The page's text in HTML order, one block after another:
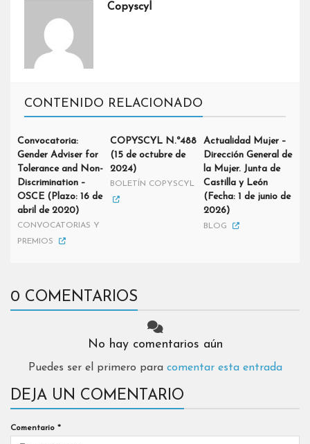
Copyscyl
CONTENIDO RELACIONADO
Convocatoria:
Gender Adviser for
Tolerance and Non-
Discrimination –
OSCE (Plazo: 16 de
abril de 2020)
CONVOCATORIAS Y
PREMIOS
COPYSCYL N.º488
(15 de octubre de
2024)
BOLETÍN COPYSCYL
Actualidad Mujer –
Dirección General de
la Mujer. Junta de
Castilla y León
(Fecha: 1 de junio de
2026)
BLOG
0 COMENTARIOS
No hay comentarios aún
Puedes ser el primero para comentar esta entrada
DEJA UN COMENTARIO
Comentario *